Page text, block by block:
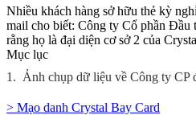
Nhiều khách hàng sở hữu thẻ kỳ
mail cho biết: Công ty Cổ phần
rằng họ là đại diện cơ sở 2 của
Mục lục
1. Ảnh chụp dữ liệu về Công ty CP
> Mạo danh Crystal Bay Card